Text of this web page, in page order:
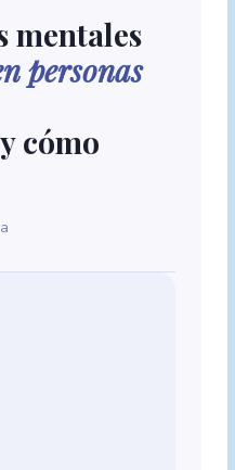
mentales
personas
cómo